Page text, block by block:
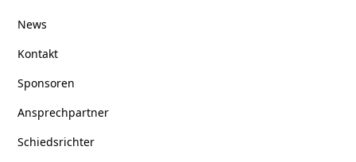
News
Kontakt
Sponsoren
Ansprechpartner
Schiedsrichter